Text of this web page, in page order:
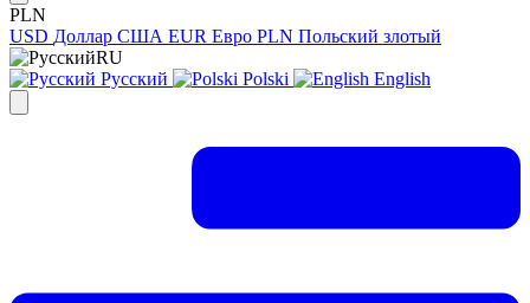
PLN
USD Доллар США EUR Евро PLN Польский злотый
RU
Русский
Polski English